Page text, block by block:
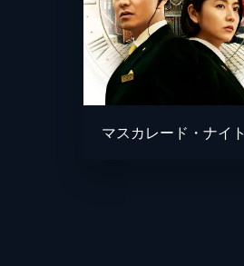
マスカレード・ナイト